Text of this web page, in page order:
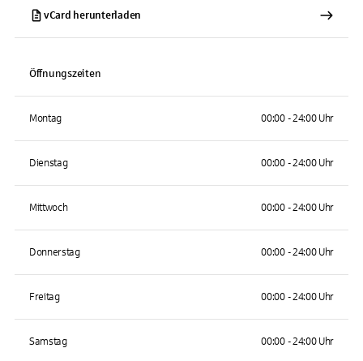
vCard herunterladen
Öffnungszeiten
Montag 00:00 - 24:00 Uhr
Dienstag 00:00 - 24:00 Uhr
Mittwoch 00:00 - 24:00 Uhr
Donnerstag 00:00 - 24:00 Uhr
Freitag 00:00 - 24:00 Uhr
Samstag 00:00 - 24:00 Uhr